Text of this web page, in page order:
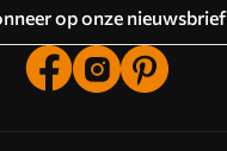
op onze nieuwsbrief